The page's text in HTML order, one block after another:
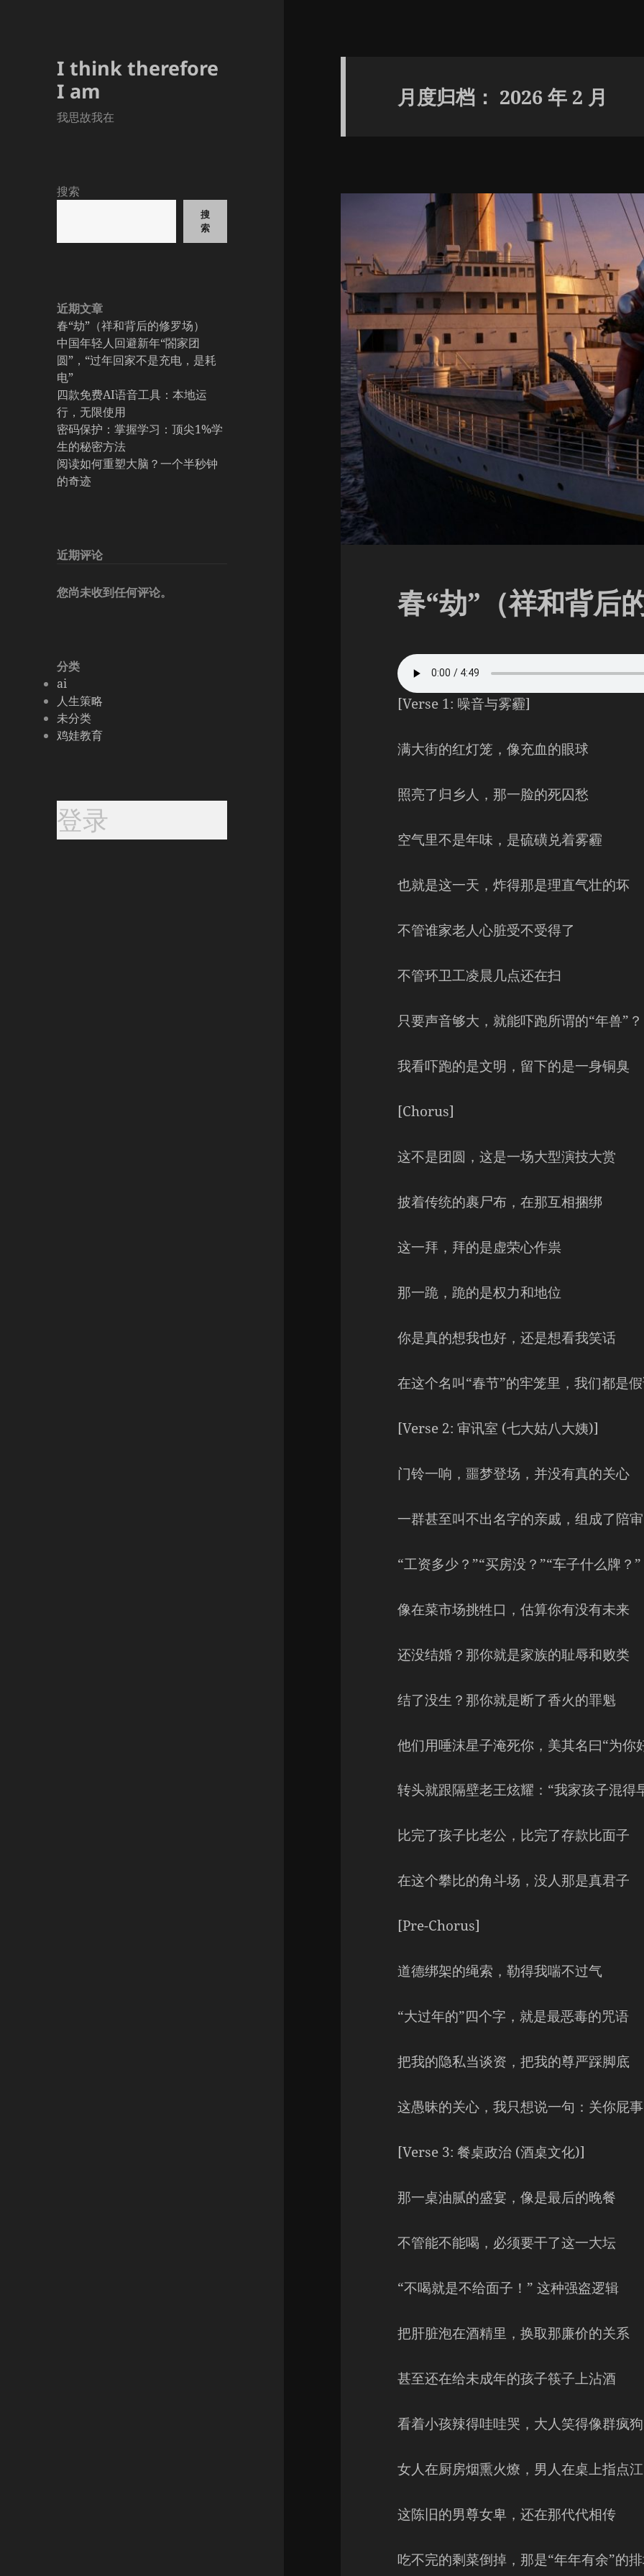
I think therefore
I am
我思故我在
搜索
搜
索
近期文章
春“劫”（祥和背后的修罗场）
中国年轻人回避新年“閤家团
圆”，“过年回家不是充电，是耗
电”
四款免费AI语音工具：本地运
行，无限使用
密码保护：掌握学习：顶尖1%学
生的秘密方法
阅读如何重塑大脑？一个半秒钟
的奇迹
近期评论
您尚未收到任何评论。
分类
ai
人生策略
未分类
鸡娃教育
登录
月度归档： 2026 年 2 月
春“劫”（祥和背后
[Verse 1: 噪音与雾霾]
满大街的红灯笼，像充血的眼球
照亮了归乡人，那一脸的死囚愁
空气里不是年味，是硫磺兑着雾霾
也就是这一天，炸得那是理直气壮的坏
不管谁家老人心脏受不受得了
不管环卫工凌晨几点还在扫
只要声音够大，就能吓跑所谓的“年兽”？
我看吓跑的是文明，留下的是一身铜臭
[Chorus]
这不是团圆，这是一场大型演技大赏
披着传统的裹尸布，在那互相捆绑
这一拜，拜的是虚荣心作祟
那一跪，跪的是权力和地位
你是真的想我也好，还是想看我笑话
在这个名叫“春节”的牢笼里，我们都是
[Verse 2: 审讯室 (七大姑八大姨)]
门铃一响，噩梦登场，并没有真的关心
一群甚至叫不出名字的亲戚，组成了陪
“工资多少？”“买房没？”“车子什么牌？”
像在菜市场挑牲口，估算你有没有未来
还没结婚？那你就是家族的耻辱和败类
结了没生？那你就是断了香火的罪魁
他们用唾沫星子淹死你，美其名曰“为你
转头就跟隔壁老王炫耀：“我家孩子混得
比完了孩子比老公，比完了存款比面子
在这个攀比的角斗场，没人那是真君子
[Pre-Chorus]
道德绑架的绳索，勒得我喘不过气
“大过年的”四个字，就是最恶毒的咒语
把我的隐私当谈资，把我的尊严踩脚底
这愚昧的关心，我只想说一句：关你屁
[Verse 3: 餐桌政治 (酒桌文化)]
那一桌油腻的盛宴，像是最后的晚餐
不管能不能喝，必须要干了这一大坛
“不喝就是不给面子！” 这种强盗逻辑
把肝脏泡在酒精里，换取那廉价的关系
甚至还在给未成年的孩子筷子上沾酒
看着小孩辣得哇哇哭，大人笑得像群疯狗
女人在厨房烟熏火燎，男人在桌上指点
这陈旧的男尊女卑，还在那代代相传
吃不完的剩菜倒掉，那是“年年有余”的